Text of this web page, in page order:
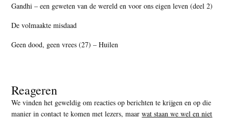
Gandhi – een geweten van de wereld en voor ons eigen leven (deel 2)
De volmaakte misdaad
Geen dood, geen vrees (27) – Huilen
Reageren
We vinden het geweldig om reacties op berichten te krijgen en op die
manier in contact te komen met lezers, maarwat staan we wel en niet